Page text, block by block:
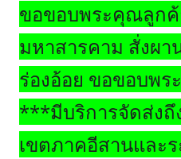
ขอขอบพระคุณลูกค้
มหาสารคาม สั่งผ
ร่องอ้อย ขอขอบพ
***มีบริการจัดส่งถึ
เขตภาคอีสานและ